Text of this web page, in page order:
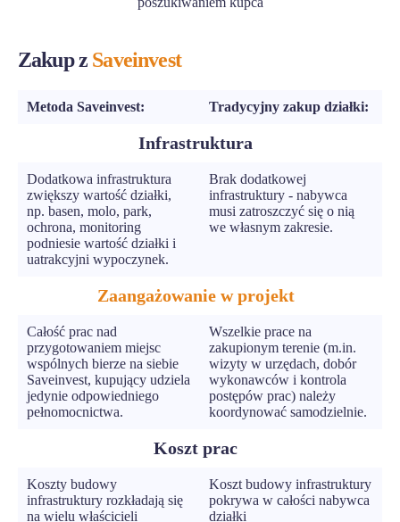
Zakup z Saveinvest
Metoda Saveinvest: Tradycyjny zakup działki:
Infrastruktura
Dodatkowa infrastruktura
zwiększy wartość działki,
np. basen, molo, park,
ochrona, monitoring
podniesie wartość działki i
uatrakcyjni wypoczynek.
Brak dodatkowej
infrastruktury - nabywca
musi zatroszczyć się o nią
we własnym zakresie.
Zaangażowanie w projekt
Całość prac nad
przygotowaniem miejsc
wspólnych bierze na siebie
Saveinvest, kupujący udziela
jedynie odpowiedniego
pełnomocnictwa.
Wszelkie prace na
zakupionym terenie (m.in.
wizyty w urzędach, dobór
wykonawców i kontrola
postępów prac) należy
koordynować samodzielnie.
Koszt prac
Koszty budowy
infrastruktury rozkładają się
na wielu właścicieli
Koszt budowy infrastruktury
pokrywa w całości nabywca
działki